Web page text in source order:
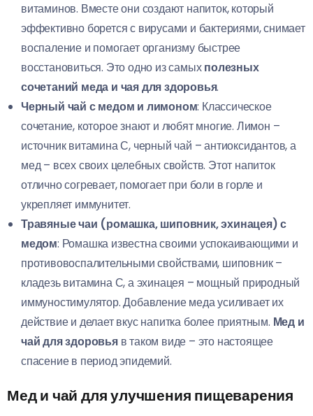
витаминов. Вместе они создают напиток, который
эффективно борется с вирусами и бактериями, снимает
воспаление и помогает организму быстрее
восстановиться. Это одно из самыхполезных
сочетаний меда и чая для здоровья.
Черный чай с медом и лимоном: Классическое
сочетание, которое знают и любят многие. Лимон –
источник витамина С, черный чай – антиоксидантов, а
мед – всех своих целебных свойств. Этот напиток
отлично согревает, помогает при боли в горле и
укрепляет иммунитет.
Травяные чаи (ромашка, шиповник, эхинацея) с
медом: Ромашка известна своими успокаивающими и
противовоспалительными свойствами, шиповник –
кладезь витамина С, а эхинацея – мощный природный
иммуностимулятор. Добавление меда усиливает их
действие и делает вкус напитка более приятным. Мед и
чай для здоровьяв таком виде – это настоящее
спасение в период эпидемий.
Мед и чай для улучшения пищеварения